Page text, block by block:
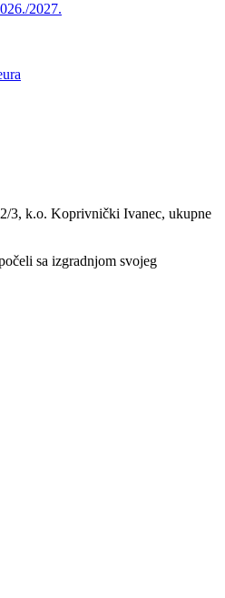
2027.
3, k.o. Koprivnički Ivanec, ukupne
sa izgradnjom svojeg